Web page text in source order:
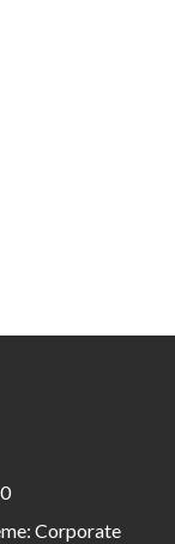
Corporate